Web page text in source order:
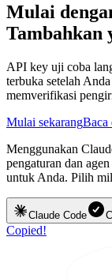
Mulai
Tambahkan
API key uji coba
terbuka setelah
memverifikasi
Mulai sekarangBaca
Menggunakan
pengaturan dan
untuk Anda. Pilih
Claude Code
Copied!